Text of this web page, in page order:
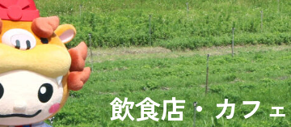
飲食店・カフェ